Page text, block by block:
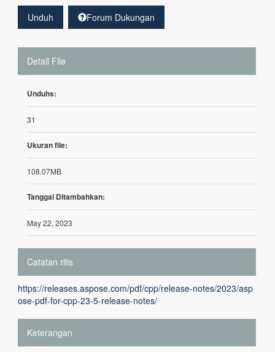
Unduh Forum Dukungan
Detail File
Unduhs:
31
Ukuran file:
108.07MB
Tanggal Ditambahkan:
May 22, 2023
Catatan rilis
https://releases.aspose.com/pdf/cpp/release-notes/2023/asp
ose-pdf-for-cpp-23-5-release-notes/
Keterangan